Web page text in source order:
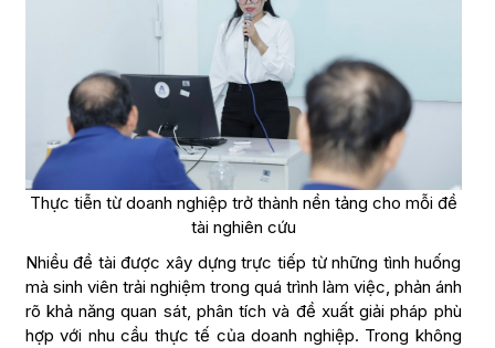
Thực tiễn từ doanh nghiệp trở thành nền tảng cho mỗi đề
tài nghiên cứu
Nhiều đề tài được xây dựng trực tiếp từ những tình huống
mà sinh viên trải nghiệm trong quá trình làm việc, phản ánh
rõ khả năng quan sát, phân tích và đề xuất giải pháp phù
hợp với nhu cầu thực tế của doanh nghiệp. Trong không